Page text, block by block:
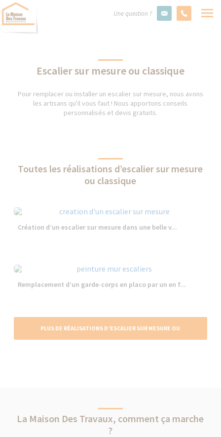
Une question ?
Escalier sur mesure ou classique
Pour remplacer ou installer un escalier sur mesure, nous avons
les artisans qu'il vous faut ! Nous apportons conseils
personnalisés et devis gratuits.
Toutes les réalisations d’escalier sur mesure
ou classique
Création d’un escalier sur mesure dans une belle v...
Remplacement d’un garde-corps en placo par un en f...
PLUS DE RÉALISATIONS D’ESCALIER SUR MESURE OU
La Maison Des Travaux, comment ça marche
?